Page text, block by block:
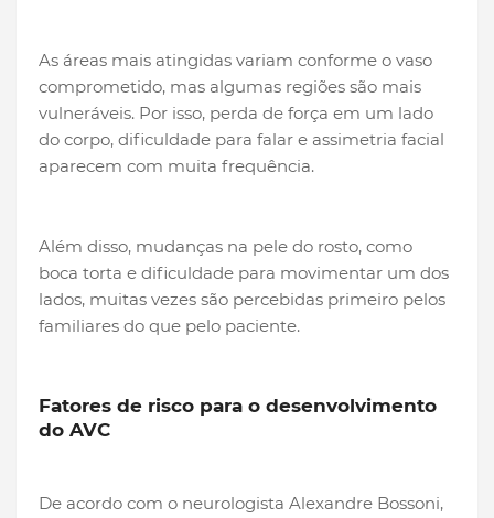
As áreas mais atingidas variam conforme o vaso
comprometido, mas algumas regiões são mais
vulneráveis. Por isso, perda de força em um lado
do corpo, dificuldade para falar e assimetria facial
aparecem com muita frequência.
Além disso, mudanças na pele do rosto, como
boca torta e dificuldade para movimentar um dos
lados, muitas vezes são percebidas primeiro pelos
familiares do que pelo paciente.
Fatores de risco para o desenvolvimento
do AVC
De acordo com o neurologista Alexandre Bossoni,